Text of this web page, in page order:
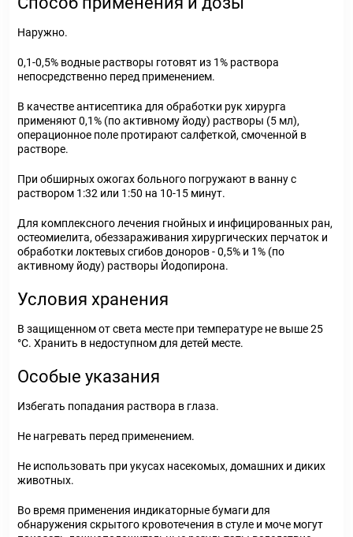
Наружно.
0,1-0,5% водные растворы готовят из 1% раствора
непосредственно перед применением.
В качестве антисептика для обработки рук хирурга
применяют 0,1% (по активному йоду) растворы (5 мл),
операционное поле протирают салфеткой, смоченной в
растворе.
При обширных ожогах больного погружают в ванну с
раствором 1:32 или 1:50 на 10-15 минут.
Для комплексного лечения гнойных и инфицированных ран,
остеомиелита, обеззараживания хирургических перчаток и
обработки локтевых сгибов доноров - 0,5% и 1% (по
активному йоду) растворы Йодопирона.
Условия хранения
В защищенном от света месте при температуре не выше 25
°С. Хранить в недоступном для детей месте.
Особые указания
Избегать попадания раствора в глаза.
Не нагревать перед применением.
Не использовать при укусах насекомых, домашних и диких
животных.
Во время применения индикаторные бумаги для
обнаружения скрытого кровотечения в стуле и моче могут